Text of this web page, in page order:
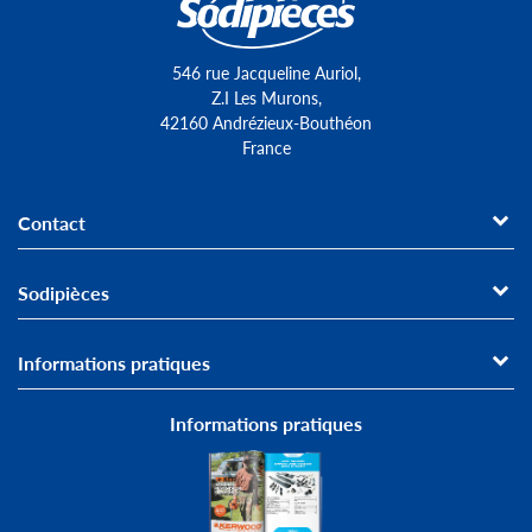
546 rue Jacqueline Auriol,
Z.I Les Murons,
42160 Andrézieux-Bouthéon
France
Contact
Sodipièces
Informations pratiques
Informations pratiques